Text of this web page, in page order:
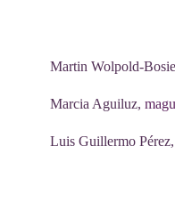
Martin Wolpold-
Marcia Aguiluz,
Luis Guillermo Pérez,